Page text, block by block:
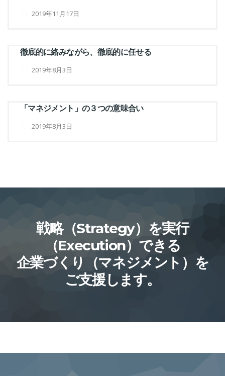
2019年11月17日
徹底的に絡みながら、徹底的に任せる
2019年8月3日
「マネジメント」の３つの意味合い
2019年8月3日
戦略（Strategy）を実行
（Execution）できる
企業づくり（マネジメント）を
ご支援します。